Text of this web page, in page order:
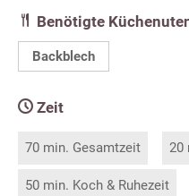
Benötigte
Backblech
Zeit
70 min. Gesamtzeit 20
50 min. Koch & Ruhezeit